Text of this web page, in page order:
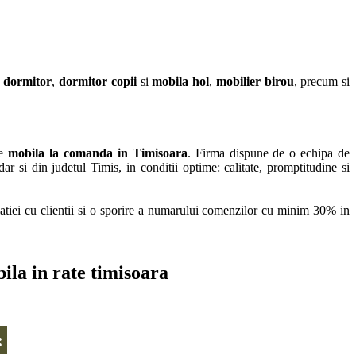
dormitor,dormitor copiisimobila hol, mobilier birou, precum si
mobila la comanda in Timisoara. Firma dispune de o echipa de
si din judetul Timis, in conditii optime: calitate, promptitudine si
cu clientii si o sporire a numarului comenzilor cu minim 30% in
in rate timisoara